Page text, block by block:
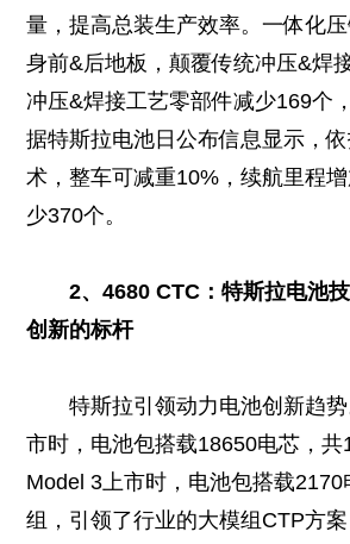
量，提高总装生产效率。一体化
身前&后地板，颠覆传统冲压&焊
冲压&焊接工艺零部件减少169个
据特斯拉电池日公布信息显示，
术，整车可减重10%，续航里程
少370个。
2、4680 CTC：特斯拉电池
创新的标杆
特斯拉引领动力电池创新趋
市时，电池包搭载18650电芯，共
Model 3上市时，电池包搭载2170
组，引领了行业的大模组CTP方